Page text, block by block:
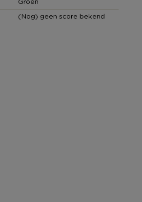
(Nog) geen score bekend